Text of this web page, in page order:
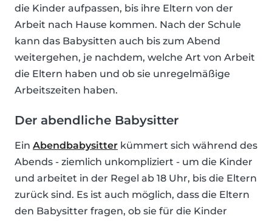
die Kinder aufpassen, bis ihre Eltern von der
Arbeit nach Hause kommen. Nach der Schule
kann das Babysitten auch bis zum Abend
weitergehen, je nachdem, welche Art von Arbeit
die Eltern haben und ob sie unregelmäßige
Arbeitszeiten haben.
Der abendliche Babysitter
Ein Abendbabysitter kümmert sich während des
Abends - ziemlich unkompliziert - um die Kinder
und arbeitet in der Regel ab 18 Uhr, bis die Eltern
zurück sind. Es ist auch möglich, dass die Eltern
den Babysitter fragen, ob sie für die Kinder